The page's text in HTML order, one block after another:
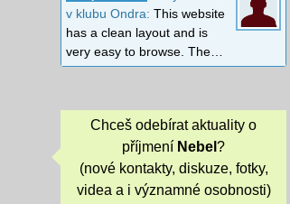
v klubu Ondra: This website
has a clean layout and is
very easy to browse. The…
Chceš odebírat aktuality o
příjmení Nebel ?
(nové kontakty, diskuze, fotky,
videa a i významné osobnosti)